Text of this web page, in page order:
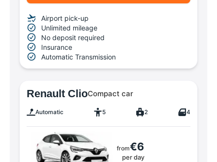
Airport pick-up
Unlimited mileage
No deposit required
Insurance
Automatic Transmission
Renault ClioCompact car
Automatic 5 2 4
from€6
per day